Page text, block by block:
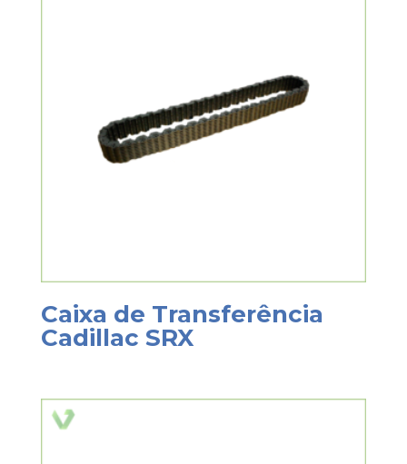
Caixa de Transferência
Cadillac SRX